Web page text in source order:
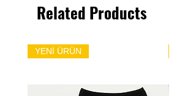
Related Products
YENİ ÜRÜN